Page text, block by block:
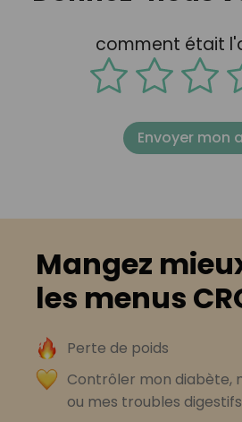
comment était
Envoyer mon
Mangez
les menus
Perte de poids
Contrôler mon diabète,
ou mes troubles digestifs